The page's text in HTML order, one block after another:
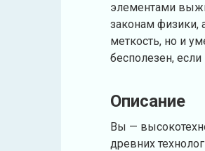
элементами
законам физики,
меткость, но и
бесполезен,
Описание
Вы —
древних